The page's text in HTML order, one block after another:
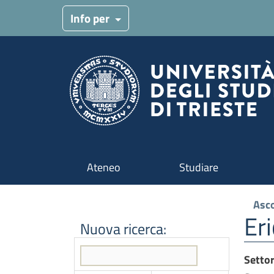
Menu target
Info per
Navigazione principale
Ateneo Studiare
Nuova ricerca: